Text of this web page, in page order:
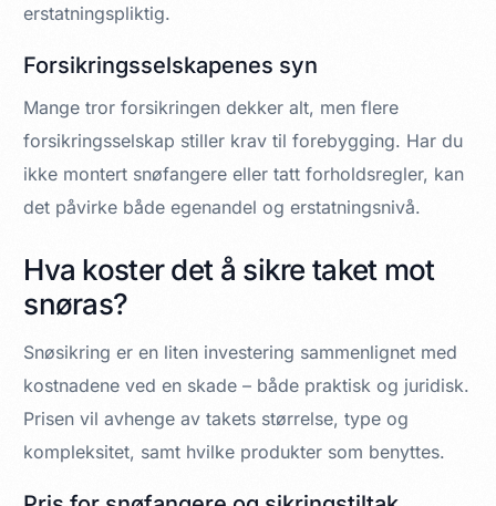
erstatningspliktig.
Forsikringsselskapenes syn
Mange tror forsikringen dekker alt, men flere
forsikringsselskap stiller krav til forebygging. Har du
ikke montert snøfangere eller tatt forholdsregler, kan
det påvirke både egenandel og erstatningsnivå.
Hva koster det å sikre taket mot
snøras?
Snøsikring er en liten investering sammenlignet med
kostnadene ved en skade – både praktisk og juridisk.
Prisen vil avhenge av takets størrelse, type og
kompleksitet, samt hvilke produkter som benyttes.